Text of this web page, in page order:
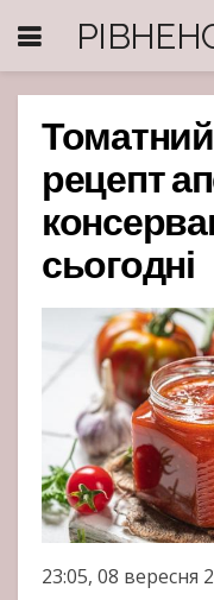
рецепт
сьогодні
23:05, 08 вересня